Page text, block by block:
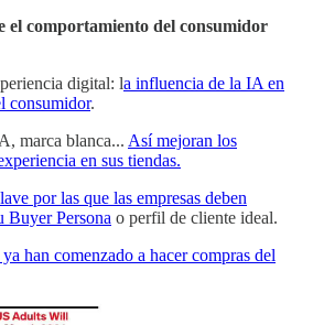
el comportamiento del consumidor
digital: la influencia de la IA en
consumidor.
marca blanca... Así mejoran los
en sus tiendas.
por las que las empresas deben
Buyer Persona o perfil de cliente ideal.
han comenzado a hacer compras del